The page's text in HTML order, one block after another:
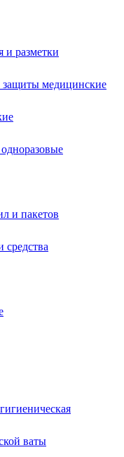
и разметки
защиты медицинские
и пакетов
средства
ваты